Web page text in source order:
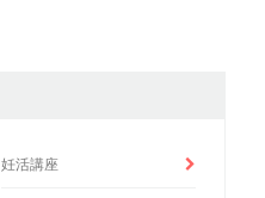
妊活講座